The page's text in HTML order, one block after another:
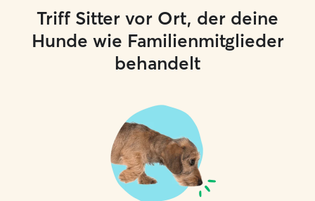
Triff Sitter vor Ort, der deine
Hunde wie Familienmitglieder
behandelt